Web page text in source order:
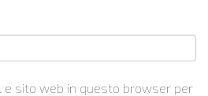
e sito web in questo browser per